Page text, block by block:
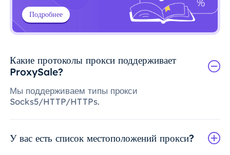
Подробнее
Какие протоколы прокси поддерживает
ProxySale?
Мы поддерживаем типы прокси
Socks5/HTTP/HTTPs.
У вас есть список местоположений прокси?